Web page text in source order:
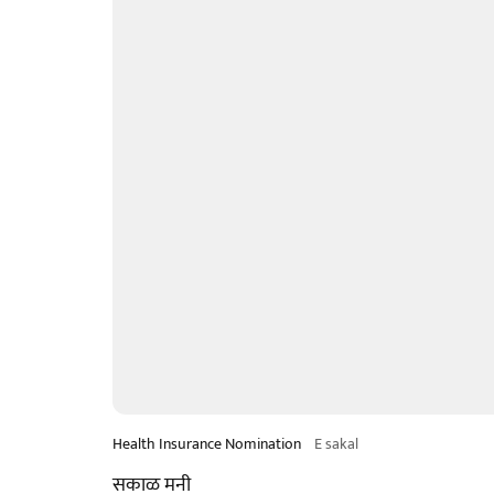
Health Insurance Nomination E sakal
सकाळ मनी